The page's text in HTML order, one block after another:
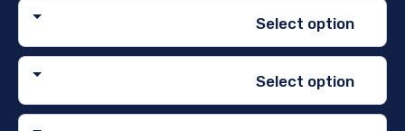
Select option
Select option